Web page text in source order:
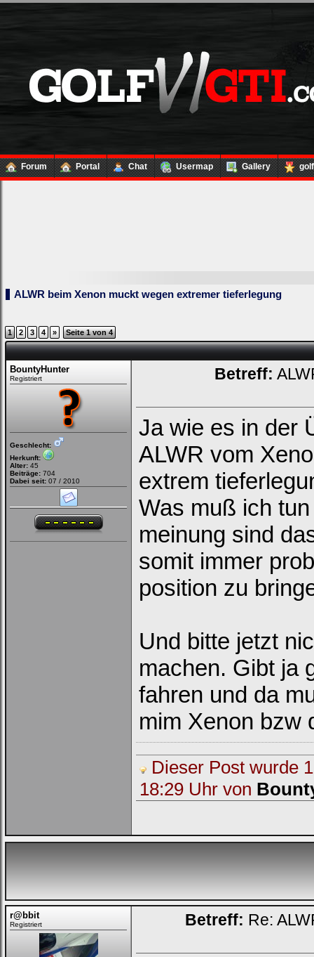
Forum Portal Chat Usermap Gallery
Loginbox
Trage
nachfolgenden
Felder
um
Dich
einzuloggen.
Username:
ALWR beim Xenon muckt wegen extremer tieferlegung
1 2 3 4 » Seite 1 von 4
BountyHunter
Registriert
Geschlecht:
Herkunft:
Alter: 45
Beiträge: 704
Dabei seit: 07 / 2010
Betreff:
Ja wie es in der
ALWR vom
extrem
Was muß ich
meinung sind
somit immer
position zu
Und bitte jetzt
machen. Gibt ja
fahren und da
mim Xenon bzw
Dieser Post wurde
18:29 Uhr von
r@bbit
Registriert Betreff: Re: